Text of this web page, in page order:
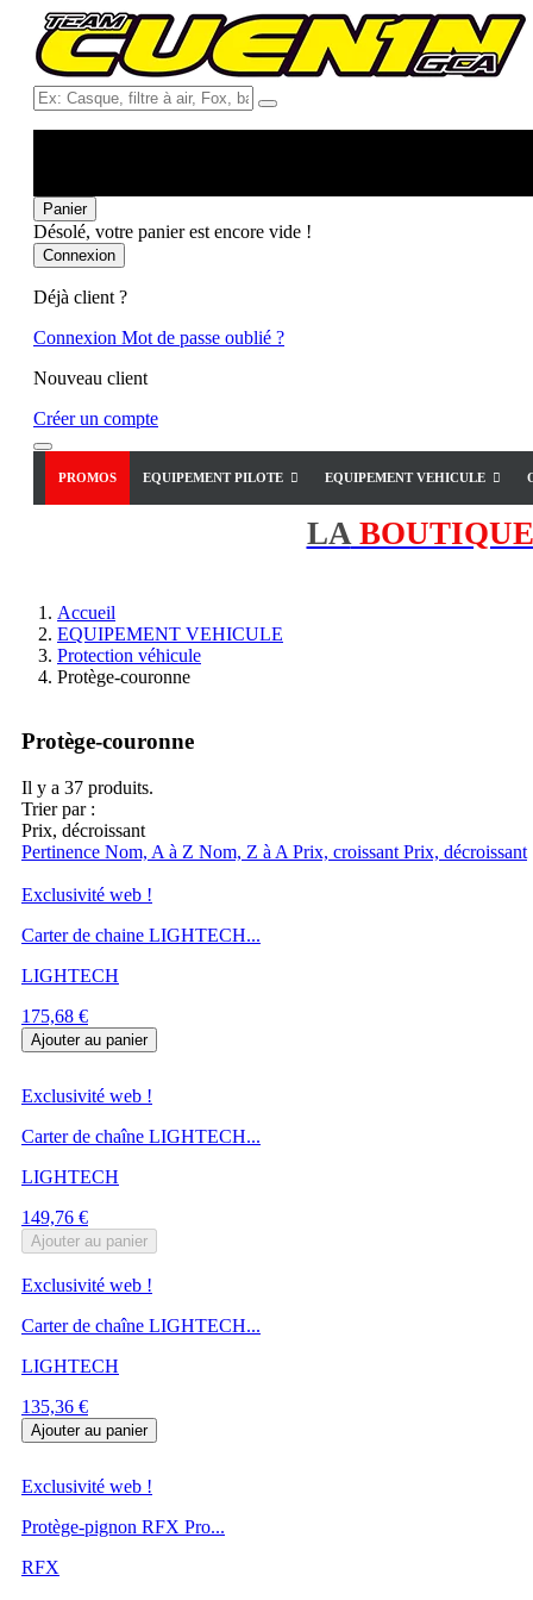
Ex:
Casque,
Fox,
...
Panier
Désolé, votre panier est encore vide !
Connexion
Déjà client ?
Connexion Mot de passe oublié ?
Nouveau client
Créer un compte
PROMOS EQUIPEMENT PILOTE EQUIPEMENT VEHICULE
LABOUTIQUE
Accueil
EQUIPEMENT VEHICULE
Protection véhicule
Protège-couronne
Protège-couronne
Il y a 37 produits.
Trier par :
Prix, décroissant
Pertinence Nom, A à Z Nom, Z à A Prix, croissant Prix, décroissant
Exclusivité web !
Carter de chaine LIGHTECH...
LIGHTECH
Prix
175,68 €
Ajouter au panier
Exclusivité web !
Carter de chaîne LIGHTECH...
LIGHTECH
Prix
149,76 €
Ajouter au panier
Exclusivité web !
Carter de chaîne LIGHTECH...
LIGHTECH
Prix
135,36 €
Ajouter au panier
Exclusivité web !
Protège-pignon RFX Pro...
RFX